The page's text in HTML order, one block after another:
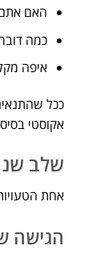
האם אתם
כמה
איפה
ככל
אקוסטי
שלב
אחת
הגישה